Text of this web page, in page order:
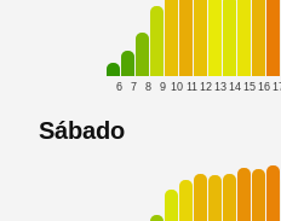
6 7 8 9 10 11 12 13 14 15 16
Sábado